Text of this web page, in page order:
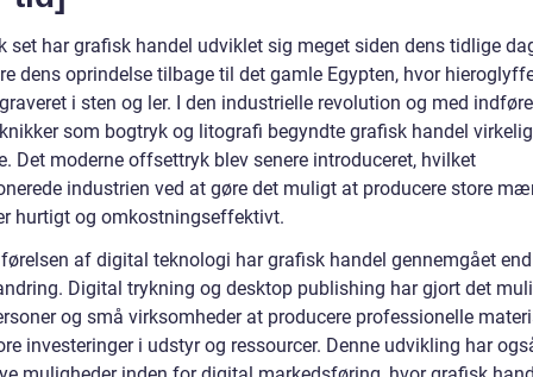
set har grafisk handel udviklet sig meget siden dens tidlige
dens oprindelse tilbage til det gamle Egypten, hvor
i sten og ler. I den industrielle revolution og med
som bogtryk og litografi begyndte grafisk handel
Det moderne offsettryk blev senere introduceret, hvilket
industrien ved at gøre det muligt at producere store
hurtigt og omkostningseffektivt.
af digital teknologi har grafisk handel gennemgået
Digital trykning og desktop publishing har gjort det
og små virksomheder at producere professionelle
investeringer i udstyr og ressourcer. Denne udvikling har